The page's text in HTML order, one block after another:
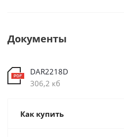
Документы
DAR2218D
306,2 кб
Как купить